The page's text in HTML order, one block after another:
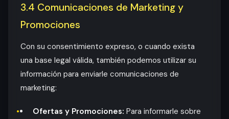
3.4 Comunicaciones de Marketing y
Promociones
Con su consentimiento expreso, o cuando exista
una base legal válida, también podemos utilizar su
información para enviarle comunicaciones de
marketing:
Ofertas y Promociones: Para informarle sobre